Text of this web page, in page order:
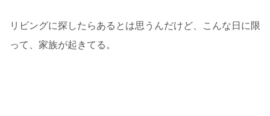
リビングに探したらあるとは思うんだけど、こんな日に限
って、家族が起きてる。